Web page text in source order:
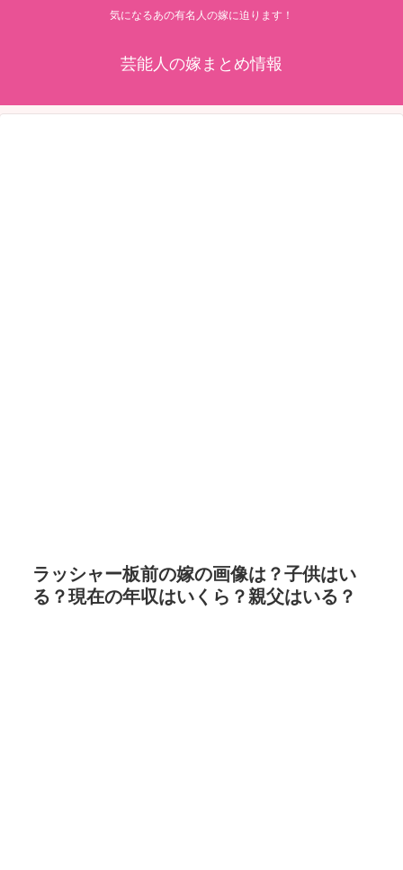
気になるあの有名人の嫁に迫ります！
芸能人の嫁まとめ情報
ラッシャー板前の嫁の画像は？子供はい
る？現在の年収はいくら？親父はいる？